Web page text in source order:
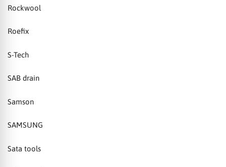
Rockwool
Roefix
S-Tech
SAB drain
Samson
SAMSUNG
Sata tools